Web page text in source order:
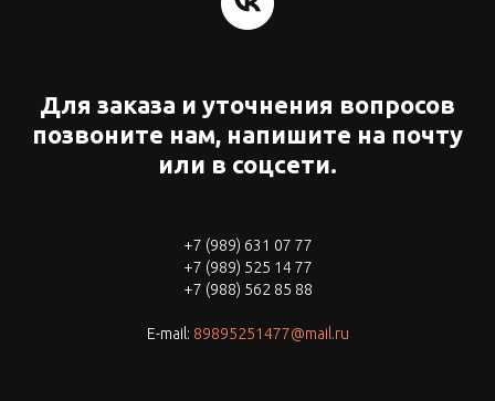
Для заказа и уточнения вопросов
позвоните нам, напишите на почту
или в соцсети.
+7 (989) 631 07 77
+7 (989) 525 14 77
+7 (988) 562 85 88
E-mail: 89895251477@mail.ru